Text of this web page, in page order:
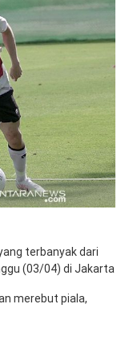
terbanyak dari
(03/04) di Jakarta
merebut piala,